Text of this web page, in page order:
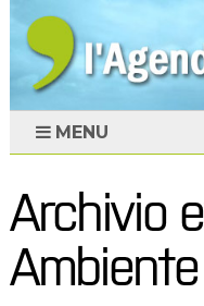
MENU
Archivio